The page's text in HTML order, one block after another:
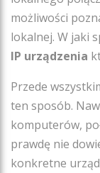
możliwości
lokalnej. W jaki
IP urządzenia
Przede
ten sposób.
komputerów,
prawdę nie
konkretne